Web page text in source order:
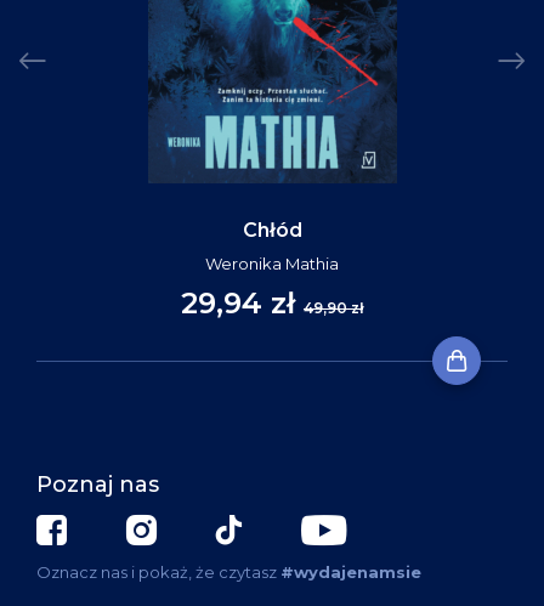
Chłód
Weronika Mathia
29,94 zł 49,90 zł
Poznaj nas
Oznacz nas i pokaż, że czytasz #wydajenamsie